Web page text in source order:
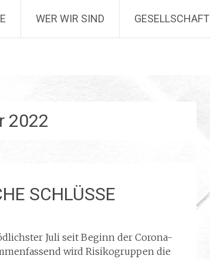
WER WIR SIND GESELLSCHAFT
2022
SCHLÜSSE
Juli seit Beginn der Corona-
wird Risikogruppen die